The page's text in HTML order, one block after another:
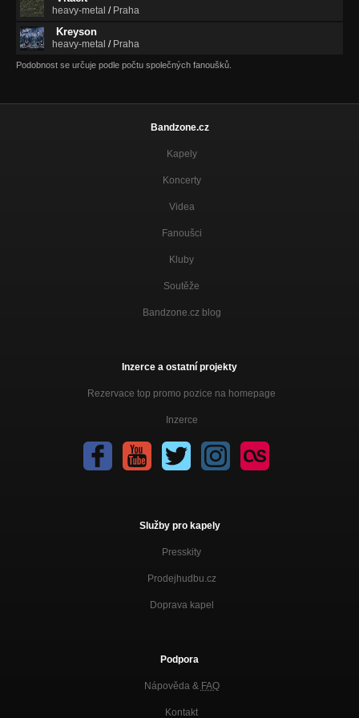
The Flight Of The Dragon - Disk2
4, Kingdom Of The Walls
The Flight Of The Dragon - Disk2
heavy-metal / Praha
Kreyson
heavy-metal / Praha
Podobnost se určuje podle počtu společných fanoušků.
Bandzone.cz
Kapely
Koncerty
Videa
Fanoušci
Kluby
Soutěže
Bandzone.cz blog
Inzerce a ostatní projekty
Rezervace top promo pozice na homepage
Inzerce
Služby pro kapely
Presskity
Prodejhudbu.cz
Doprava kapel
Podpora
Nápověda & FAQ
Kontakt